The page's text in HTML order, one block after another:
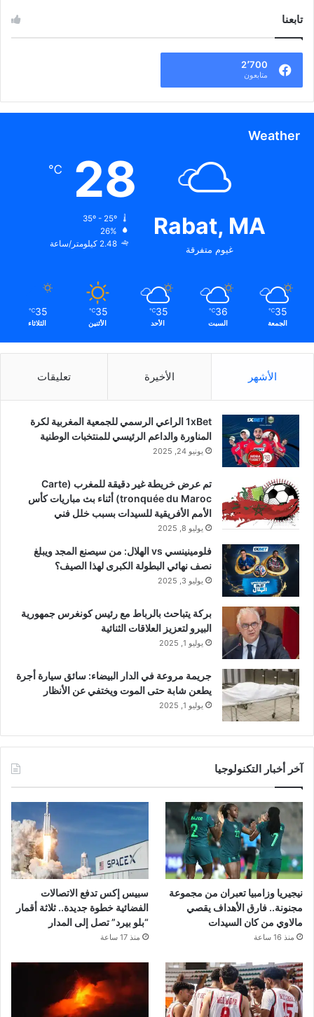
تابعنا
2٬700
متابعون
Weather
Rabat, MA
غيوم متفرقة
28
℃
26%
2.48 كيلومتر/ساعة
35
℃
الجمعة
36
℃
السبت
35
℃
الأحد
35
℃
الأثنين
35
℃
الثلاثاء
الأشهر الأخيرة تعليقات
1xBet الراعي الرسمي للجمعية المغربية لكرة
المناورة والداعم الرئيسي للمنتخبات الوطنية
يونيو 24, 2025
تم عرض خريطة غير دقيقة للمغرب (Carte
tronquée du Maroc) أثناء بث مباريات كأس
الأمم الأفريقية للسيدات بسبب خلل فني
يوليو 8, 2025
فلومينينسي vs الهلال: من سيصنع المجد ويبلغ
نصف نهائي البطولة الكبرى لهذا الصيف؟
يوليو 3, 2025
بركة يتباحث بالرباط مع رئيس كونغرس جمهورية
البيرو لتعزيز العلاقات الثنائية
يوليو 1, 2025
جريمة مروعة في الدار البيضاء: سائق سيارة أجرة
يطعن شابة حتى الموت ويختفي عن الأنظار
يوليو 1, 2025
آخر أخبار التكنولوجيا
نيجيريا وزامبيا تعبران من مجموعة
مجنونة.. فارق الأهداف يقصي
مالاوي من كان السيدات
منذ 16 ساعة
سبيس إكس تدفع الاتصالات
الفضائية خطوة جديدة.. ثلاثة أقمار
“بلو بيرد” تصل إلى المدار
منذ 17 ساعة